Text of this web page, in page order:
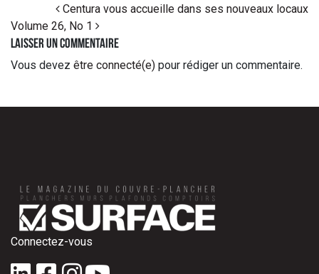
Post navigationCentura vous accueille dans ses nouveaux locaux
Volume 26, No 1
Laisser un commentaire
Vous devez être connecté(e) pour rédiger un commentaire.
Connectez-vous